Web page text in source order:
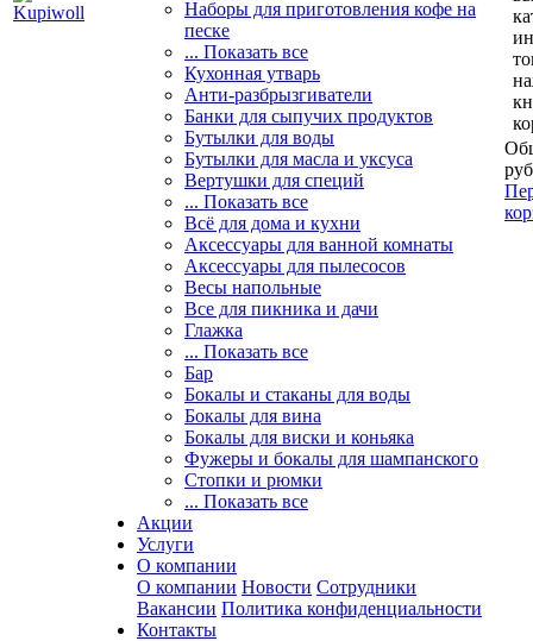
Наборы для приготовления кофе на
песке
... Показать все
Кухонная утварь
Анти-разбрызгиватели
Банки для сыпучих продуктов
Бутылки для воды
Бутылки для масла и уксуса
Вертушки для специй
... Показать все
Всё для дома и кухни
Аксессуары для ванной комнаты
Аксессуары для пылесосов
Весы напольные
Все для пикника и дачи
Глажка
... Показать все
Бар
Бокалы и стаканы для воды
Бокалы для вина
Бокалы для виски и коньяка
Фужеры и бокалы для шампанского
Стопки и рюмки
... Показать все
Акции
Услуги
О компании
О компании Новости Сотрудники
Вакансии Политика конфиденциальности
Контакты